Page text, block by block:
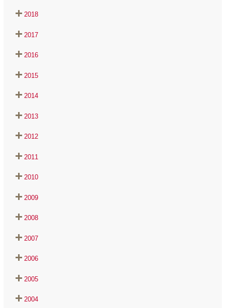
2018
2017
2016
2015
2014
2013
2012
2011
2010
2009
2008
2007
2006
2005
2004